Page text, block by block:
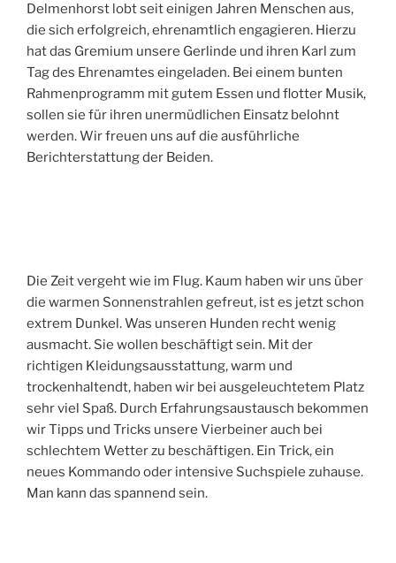
Delmenhorst lobt seit einigen Jahren Menschen aus,
die sich erfolgreich, ehrenamtlich engagieren. Hierzu
hat das Gremium unsere Gerlinde und ihren Karl zum
Tag des Ehrenamtes eingeladen. Bei einem bunten
Rahmenprogramm mit gutem Essen und flotter Musik,
sollen sie für ihren unermüdlichen Einsatz belohnt
werden. Wir freuen uns auf die ausführliche
Berichterstattung der Beiden.
Die Zeit vergeht wie im Flug. Kaum haben wir uns über
die warmen Sonnenstrahlen gefreut, ist es jetzt schon
extrem Dunkel. Was unseren Hunden recht wenig
ausmacht. Sie wollen beschäftigt sein. Mit der
richtigen Kleidungsausstattung, warm und
trockenhaltendt, haben wir bei ausgeleuchtetem Platz
sehr viel Spaß. Durch Erfahrungsaustausch bekommen
wir Tipps und Tricks unsere Vierbeiner auch bei
schlechtem Wetter zu beschäftigen. Ein Trick, ein
neues Kommando oder intensive Suchspiele zuhause.
Man kann das spannend sein.